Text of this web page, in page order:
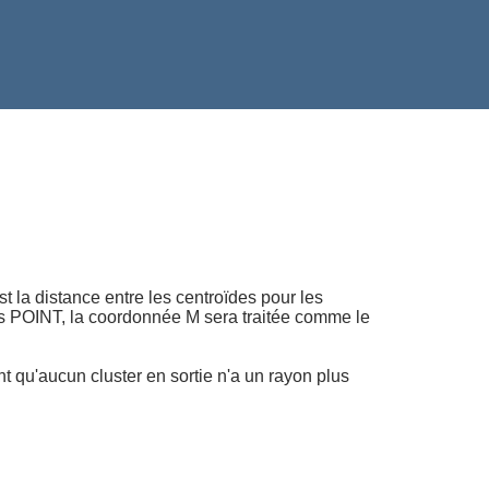
la distance entre les centroïdes pour les
la coordonnée M sera traitée comme le
qu'aucun cluster en sortie n'a un rayon plus